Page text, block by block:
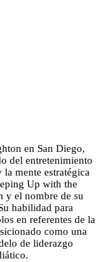
en San Diego,
del entretenimiento
mente estratégica
Up with the
y el nombre de su
habilidad para
en referentes de la
como una
de liderazgo